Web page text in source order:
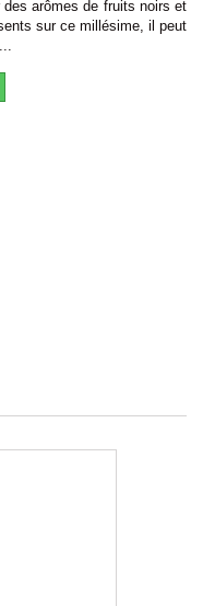
arômes de fruits noirs et
sur ce millésime, il peut